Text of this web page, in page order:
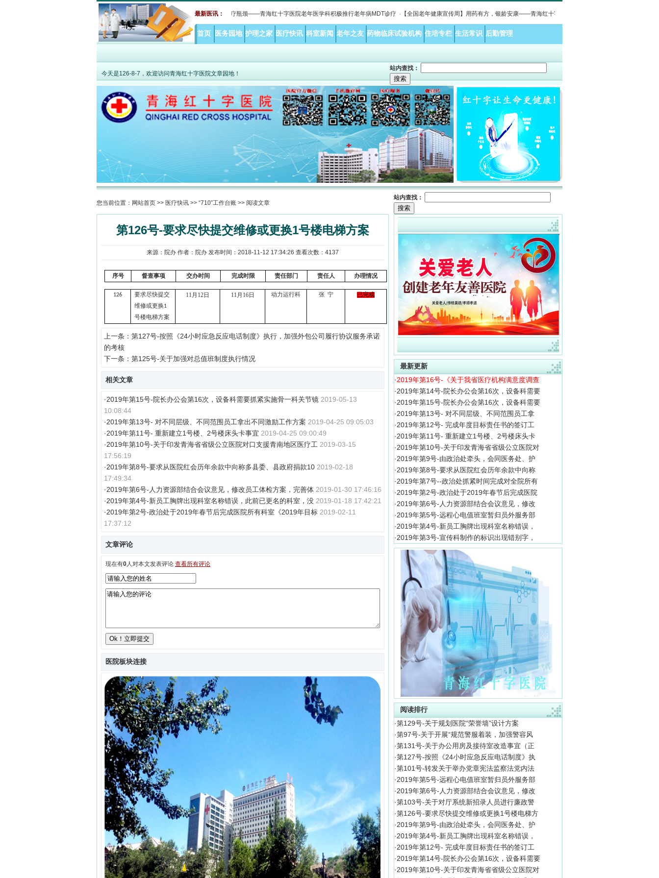
最新医讯：
·聚力攻克高原老年共病难题 MDT打破综合诊疗瓶颈——青海红十字医院老年医学科积极推行老年病MDT诊疗·【全国老年健康宣传周】用药有方，银龄安康——青海红十字医院老年医学科开展科普义诊活动报道
首页 医务园地 护理之家 医疗快讯 科室新闻 老年之友 药物临床试验机构 住培专栏 生活常识 后勤管理
今天是126-8-7，欢迎访问青海红十字医院文章园地！
站内查找：
您当前位置： 网站首页 >> 医疗快讯 >> “710”工作台账 >> 阅读文章
站内查找：
第126号-要求尽快提交维修或更换1号楼电梯方案
来源：院办 作者：院办 发布时间：2018-11-12 17:34:26 查看次数：4137
序号 督查事项 交办时间 完成时限 责任部门 责任人 办理情况
126
要求尽快提交
维修或更换1
号楼电梯方案
11 月 12日 11 月 16日 动力运行科 张 宁 已完成
上一条： 第127号-按照《24小时应急反应电话制度》执行，加强外包公司履行协议服务承诺
的考核
下一条： 第125号-关于加强对总值班制度执行情况
相关文章
·2019年第15号-院长办公会第16次，设备科需要抓紧实施骨一科关节镜 2019-05-13
10:08:44
·2019年第13号- 对不同层级、不同范围员工拿出不同激励工作方案 2019-04-25 09:05:03
·2019年第11号- 重新建立1号楼、2号楼床头卡事宜 2019-04-25 09:00:49
·2019年第10号-关于印发青海省省级公立医院对口支援青南地区医疗工 2019-03-15
17:56:19
·2019年第8号-要求从医院红会历年余款中向称多县委、县政府捐款10 2019-02-18
17:49:34
·2019年第6号-人力资源部结合会议意见，修改员工体检方案，完善体 2019-01-30 17:46:16
·2019年第4号-新员工胸牌出现科室名称错误，此前已更名的科室，没 2019-01-18 17:42:21
·2019年第2号-政治处于2019年春节后完成医院所有科室《2019年目标 2019-02-11
17:37:12
文章评论
现在有0人对本文发表评论 查看所有评论
医院板块连接
最新更新
·2019年第16号-《关于我省医疗机构满意度调查
·2019年第14号-院长办公会第16次，设备科需要
·2019年第15号-院长办公会第16次，设备科需要
·2019年第13号- 对不同层级、不同范围员工拿
·2019年第12号- 完成年度目标责任书的签订工
·2019年第11号- 重新建立1号楼、2号楼床头卡
·2019年第10号-关于印发青海省省级公立医院对
·2019年第9号-由政治处牵头，会同医务处、护
·2019年第8号-要求从医院红会历年余款中向称
·2019年第7号--政治处抓紧时间完成对全院所有
·2019年第2号-政治处于2019年春节后完成医院
·2019年第6号-人力资源部结合会议意见，修改
·2019年第5号-远程心电值班室暂归员外服务部
·2019年第4号-新员工胸牌出现科室名称错误，
·2019年第3号-宣传科制作的标识出现错别字，
阅读排行
·第129号-关于规划医院“荣誉墙”设计方案
·第97号-关于开展“规范警服着装，加强警容风
·第131号-关于办公用房及接待室改造事宜（正
·第127号-按照《24小时应急反应电话制度》执
·第101号-转发关于举办党章宪法监察法党内法
·2019年第5号-远程心电值班室暂归员外服务部
·2019年第6号-人力资源部结合会议意见，修改
·第103号-关于对厅系统新招录人员进行廉政警
·第126号-要求尽快提交维修或更换1号楼电梯方
·2019年第9号-由政治处牵头，会同医务处、护
·2019年第4号-新员工胸牌出现科室名称错误，
·2019年第12号- 完成年度目标责任书的签订工
·2019年第14号-院长办公会第16次，设备科需要
·2019年第10号-关于印发青海省省级公立医院对